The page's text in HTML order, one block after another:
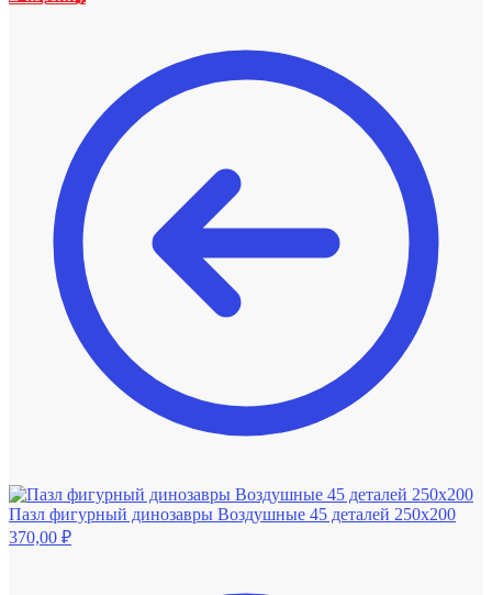
Пазл фигурный динозавры Воздушные 45 деталей 250х200
370,00 ₽